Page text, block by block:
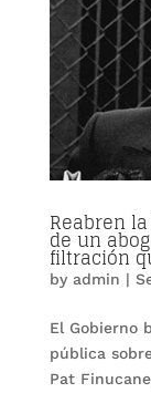
Reabren
de un
filtración
by admin |
El Gobierno
pública
Pat